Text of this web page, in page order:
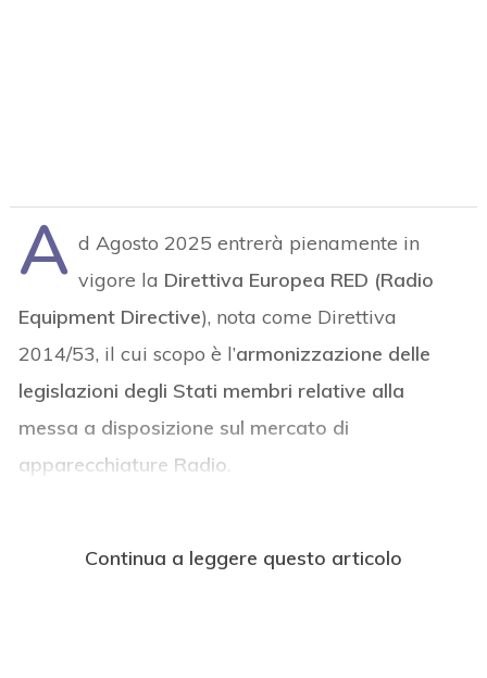
A d Agosto 2025 entrerà pienamente in
vigore la Direttiva Europea RED (Radio
Equipment Directive), nota come Direttiva
2014/53, il cui scopo è l’armonizzazione delle
legislazioni degli Stati membri relative alla
messa a disposizione sul mercato di
apparecchiature Radio.
Continua a leggere questo articolo